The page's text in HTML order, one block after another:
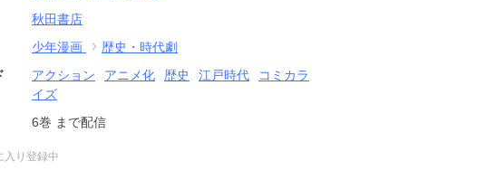
秋田書店
少年漫画
歴史・時代劇
アクション アニメ化 歴史 江戸時代
コミカラ
イズ
6巻 まで配信
入り登録中